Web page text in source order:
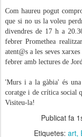
Com haureu pogut
que si no us la voleu
divendres de 17 h a
febrer Promethea
atent@s a les seves
febrer amb lectures de
'Murs i a la gàbia' és una
coratge i de crítica social
Visiteu-la!
Publicat fa
Etiquetes: art